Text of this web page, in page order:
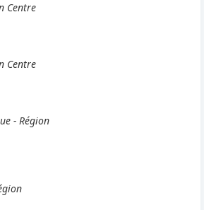
Centre
Centre
- Région